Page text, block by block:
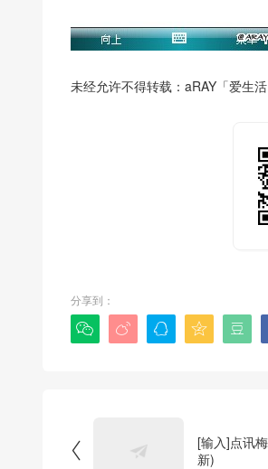
未经允许不得转载： aRAY「爱生
分享到：
    

[输入]点讯
新)